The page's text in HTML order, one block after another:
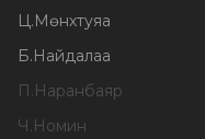
Ц.Мөнхтуяа
Б.Найдалаа
П.Наранбаяр
Ч.Номин